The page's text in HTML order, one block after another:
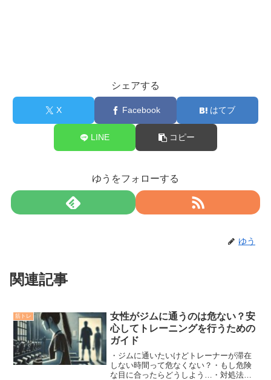
シェアする
X Facebook はてブ
LINE コピー
ゆうをフォローする
ゆう
関連記事
筋トレ
女性がジムに通うのは危ない？安
心してトレーニングを行うための
ガイド
・ジムに通いたいけどトレーナーが滞在
しない時間って危なくない？・もし危険
な目に合ったらどうしよう…・対処法も